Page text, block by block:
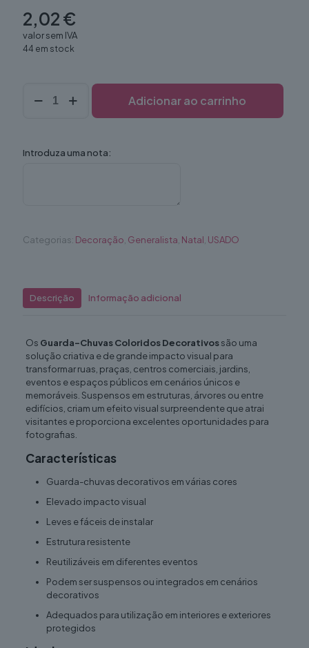
2,02€
valor sem IVA
44 em stock
Adicionar ao carrinho
Introduza uma nota:
Categorias: Decoração Generalista Natal USADO
Descrição Informação adicional
Os Guarda-Chuvas Coloridos Decorativossão uma
solução criativa e de grande impacto visual para
transformar ruas, praças, centros comerciais, jardins,
eventos e espaços públicos em cenários únicos e
memoráveis. Suspensos em estruturas, árvores ou entre
edifícios, criam um efeito visual surpreendente que atrai
visitantes e proporciona excelentes oportunidades para
fotografias.
Características
Guarda-chuvas decorativos em várias cores
Elevado impacto visual
Leves e fáceis de instalar
Estrutura resistente
Reutilizáveis em diferentes eventos
Podem ser suspensos ou integrados em cenários
decorativos
Adequados para utilização em interiores e exteriores
protegidos